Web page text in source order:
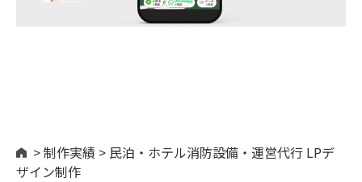
>制作実績 > 民泊・ホテル消防設備・運営代行 LPデ
ザイン制作